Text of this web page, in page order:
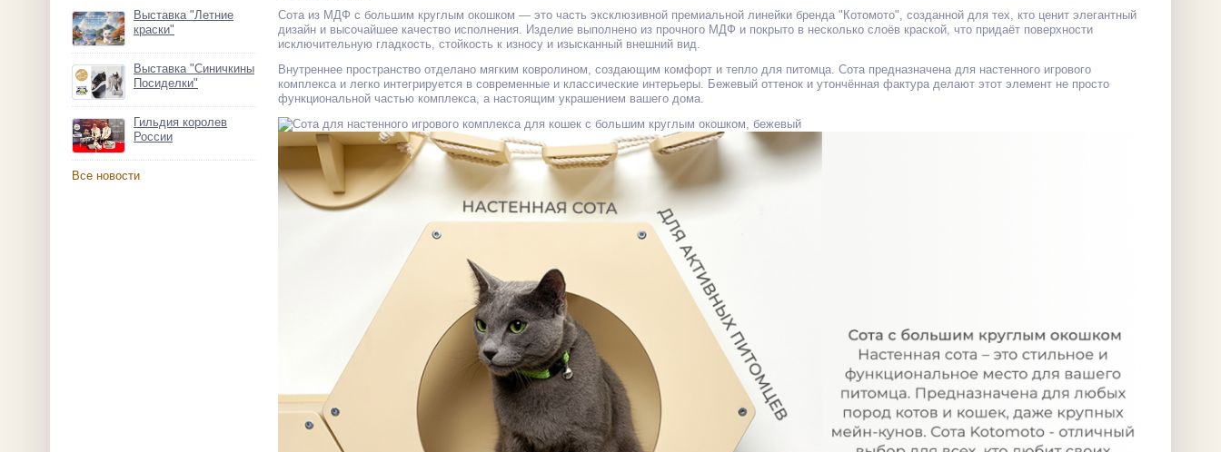
Выставка "Летние
краски"
Выставка "Синичкины
Посиделки"
Гильдия королев
России
Все новости
Сота из МДФ с большим круглым окошком — это часть эксклюзивной премиальной линейки бренда "Котомото", созданной для тех, кто ценит элегантный
дизайн и высочайшее качество исполнения. Изделие выполнено из прочного МДФ и покрыто в несколько слоёв краской, что придаёт поверхности
исключительную гладкость, стойкость к износу и изысканный внешний вид.
Внутреннее пространство отделано мягким ковролином, создающим комфорт и тепло для питомца. Сота предназначена для настенного игрового
комплекса и легко интегрируется в современные и классические интерьеры. Бежевый оттенок и утончённая фактура делают этот элемент не просто
функциональной частью комплекса, а настоящим украшением вашего дома.